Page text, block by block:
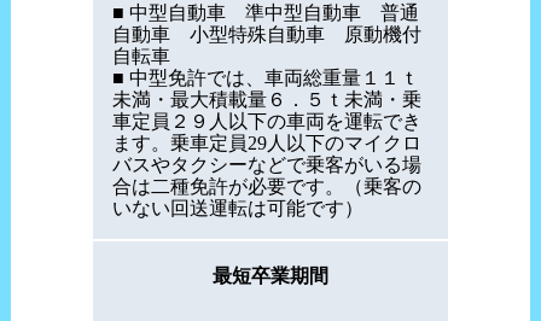
■ 中型自動車 準中型自動車 普通
自動車 小型特殊自動車 原動機付
自転車
■ 中型免許では、車両総重量１１ｔ
未満・最大積載量６．５ｔ未満・乗
車定員２９人以下の車両を運転でき
ます。乗車定員29人以下のマイクロ
バスやタクシーなどで乗客がいる場
合は二種免許が必要です。（乗客の
いない回送運転は可能です）
最短卒業期間